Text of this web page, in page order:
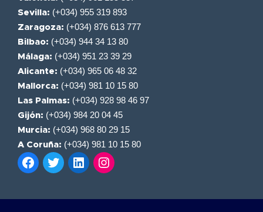
Sevilla: (+034) 955 319 893
Zaragoza: (+034) 876 613 777
Bilbao: (+034) 944 34 13 80
Málaga: (+034) 951 23 39 29
Alicante: (+034) 965 06 48 32
Mallorca: (+034) 981 10 15 80
Las Palmas: (+034) 928 98 46 97
Gijón: (+034) 984 20 04 45
Murcia: (+034) 968 80 29 15
A Coruña: (+034) 981 10 15 80